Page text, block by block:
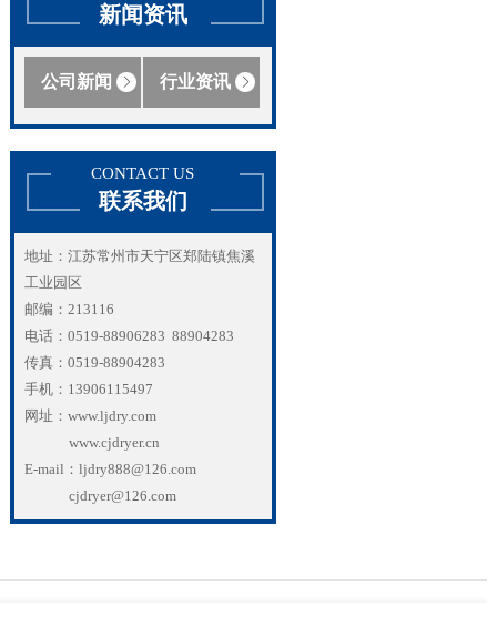
新闻资讯
公司新闻 行业资讯
CONTACT US
联系我们
地址：江苏常州市天宁区郑陆镇焦溪
工业园区
邮编：213116
电话：0519-88906283 88904283
传真：0519-88904283
手机：13906115497
网址：www.ljdry.com
www.cjdryer.cn
E-mail：ljdry888@126.com
cjdryer@126.com